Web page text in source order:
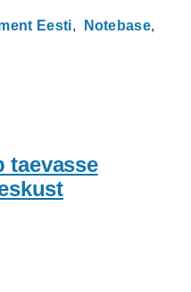
Eesti
Notebase
taevasse